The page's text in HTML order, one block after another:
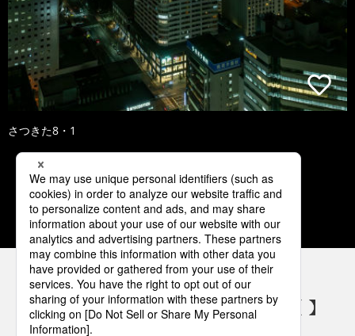
さつきた8・1
1 2 3 4 5
パナソニックの電気設備 SNSアカウント